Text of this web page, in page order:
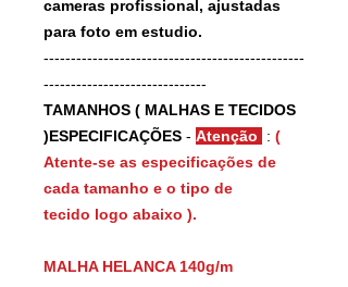
cameras profissional, ajustadas
para foto em estudio.
------------------------------------------------
------------------------------
TAMANHOS ( MALHAS E TECIDOS
)ESPECIFICAÇÕES - Atenção : (
Atente-se as especificações de
cada tamanho e o tipo de
tecido logo abaixo ).
MALHA HELANCA 140g/m